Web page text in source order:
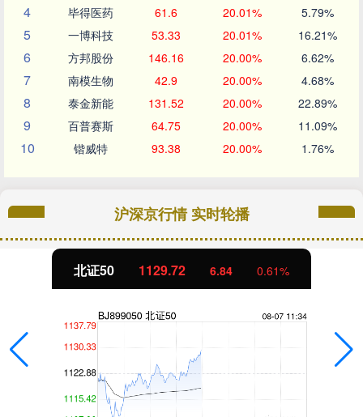
4 毕得医药 61.6 20.01% 5.79%
5 一博科技 53.33 20.01% 16.21%
6 方邦股份 146.16 20.00% 6.62%
7 南模生物 42.9 20.00% 4.68%
8 泰金新能 131.52 20.00% 22.89%
9 百普赛斯 64.75 20.00% 11.09%
10 锴威特 93.38 20.00% 1.76%
沪深京行情 实时轮播
北证50 1129.72 6.84 0.61%